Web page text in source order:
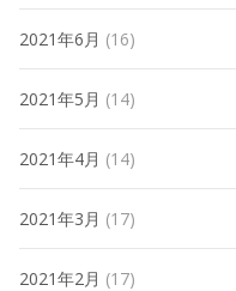
2021年6月 (16)
2021年5月 (14)
2021年4月 (14)
2021年3月 (17)
2021年2月 (17)